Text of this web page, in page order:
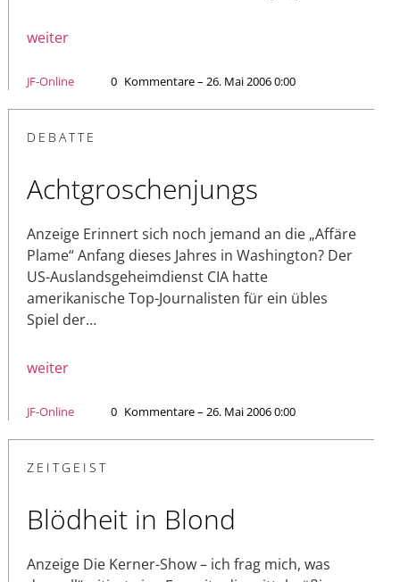
weiter
JF-Online 0 Kommentare – 26. Mai 2006 0:00
DEBATTE
Achtgroschenjungs
Anzeige Erinnert sich noch jemand an die „Affäre
Plame“ Anfang dieses Jahres in Washington? Der
US-Auslandsgeheimdienst CIA hatte
amerikanische Top-Journalisten für ein übles
Spiel der…
weiter
JF-Online 0 Kommentare – 26. Mai 2006 0:00
ZEITGEIST
Blödheit in Blond
Anzeige Die Kerner-Show – ich frag mich, was